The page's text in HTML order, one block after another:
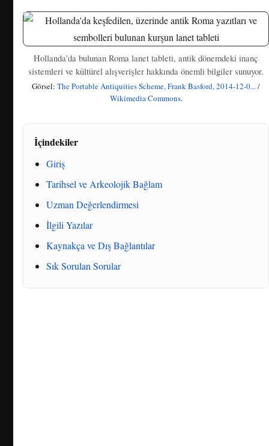
Hollanda'da bulunan Roma lanet tableti, antik dönemdeki inanç
sistemleri ve kültürel alışverişler hakkında önemli bilgiler sunuyor.
Görsel:The Portable Antiquities Scheme, Frank Basford, 2014-12-0... /
Wikimedia Commons.
İçindekiler
Giriş
Tarihsel ve Arkeolojik Bağlam
Uzman Değerlendirmesi
İlgili Yazılar
Kaynakça ve Dış Bağlantılar
Sık Sorulan Sorular